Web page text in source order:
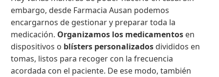
embargo, desde Farmacia Ausan podemos
encargarnos de gestionar y preparar toda la
medicación. Organizamos los medicamentos en
dispositivos o blísters personalizados divididos en
tomas, listos para recoger con la frecuencia
acordada con el paciente. De ese modo, también